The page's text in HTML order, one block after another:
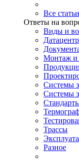
Все статьи
Ответы на
Виды и
Монтаж и
Системы
Системы
Трассы
Разное